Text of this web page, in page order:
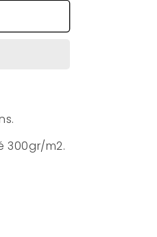
300gr/m2.